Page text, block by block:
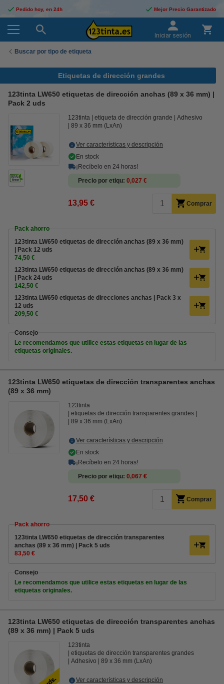
Pedido hoy, en 24h Mejor Precio Garantizado
Iniciar sesión
Buscar por tipo de etiqueta
Etiquetas de dirección grandes
123tinta LW650 etiquetas de dirección anchas (89 x 36 mm) |
Pack 2 uds
123tinta etiqueta de dirección grande
Adhesivo
89 x 36 mm (LxAn)
Ver características y descripción
En stock
¡Recíbelo en 24 horas!
Precio por etiqu 0,027 €
13,95 € Comprar
Pack ahorro
123tinta LW650 etiquetas de dirección anchas (89 x 36 mm)
| Pack 12 uds
74,50 €
123tinta LW650 etiquetas de dirección anchas (89 x 36 mm)
| Pack 24 uds
142,50 €
123tinta LW650 etiquetas de direcciones anchas | Pack 3 x
12 uds
209,50 €
Consejo
Le recomendamos que utilice estas etiquetas en lugar de las
etiquetas originales.
123tinta LW650 etiquetas de dirección transparentes anchas
(89 x 36 mm)
123tinta
etiquetas de dirección transparentes grandes
89 x 36 mm (LxAn)
Ver características y descripción
En stock
¡Recíbelo en 24 horas!
Precio por etiqu 0,067 €
17,50 € Comprar
Pack ahorro
123tinta LW650 etiquetas de dirección transparentes
anchas (89 x 36 mm) | Pack 5 uds
83,50 €
Consejo
Le recomendamos que utilice estas etiquetas en lugar de las
etiquetas originales.
123tinta LW650 etiquetas de dirección transparentes anchas
(89 x 36 mm) | Pack 5 uds
123tinta
etiquetas de dirección transparentes grandes
Adhesivo
89 x 36 mm (LxAn)
Ver características y descripción